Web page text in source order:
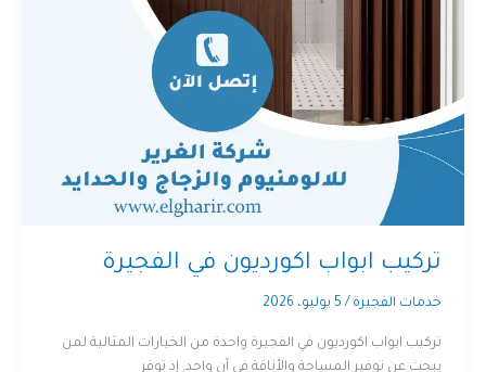
تركيب ابواب اكورديون في الفجيرة
خدمات الفجيرة / 5 يوليو، 2026
تركيب ابواب اكورديون في الفجيرة واحدة من الخيارات المثالية لمن
يبحث عن توفير المساحة والأناقة في آن واحد. إذ توفر